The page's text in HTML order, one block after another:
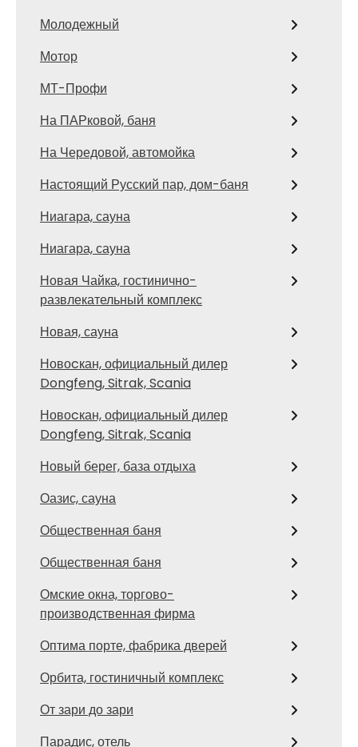
Молодежный
Мотор
МТ-Профи
На ПАРковой, баня
На Чередовой, автомойка
Настоящий Русский пар, дом-баня
Ниагара, сауна
Ниагара, сауна
Новая Чайка, гостинично-
развлекательный комплекс
Новая, сауна
Новоcкан, официальный дилер
Dongfeng, Sitrak, Scania
Новоcкан, официальный дилер
Dongfeng, Sitrak, Scania
Новый берег, база отдыха
Оазис, сауна
Общественная баня
Общественная баня
Омские окна, торгово-
производственная фирма
Оптима порте, фабрика дверей
Орбита, гостиничный комплекс
От зари до зари
Парадис, отель